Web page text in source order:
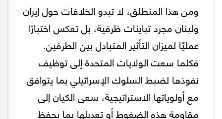
ومن هذا المنطلق، لا تبدو الخلافات حول إيران
ولبنان مجرد تباينات ظرفية، بل تعكس اختبارًا
عمليًا لميزان التأثير المتبادل بين الطرفين.
فكلما سعت الولايات المتحدة إلى توظيف
نفوذها لضبط السلوك الإسرائيلي بما يتوافق
مع أولوياتها الاستراتيجية، سعى الكيان إلى
مقاومة هذه الضغوط أو تعديلها بما يحفظ